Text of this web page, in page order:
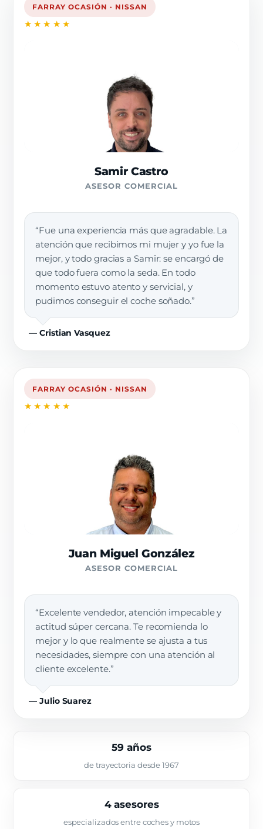
FARRAY OCASIÓN · NISSAN
★★★★★
Samir Castro
ASESOR COMERCIAL
“Fue una experiencia más que agradable. La
atención que recibimos mi mujer y yo fue la
mejor, y todo gracias a Samir: se encargó de
que todo fuera como la seda. En todo
momento estuvo atento y servicial, y
pudimos conseguir el coche soñado.”
— Cristian Vasquez
FARRAY OCASIÓN · NISSAN
★★★★★
Juan Miguel González
ASESOR COMERCIAL
“Excelente vendedor, atención impecable y
actitud súper cercana. Te recomienda lo
mejor y lo que realmente se ajusta a tus
necesidades, siempre con una atención al
cliente excelente.”
— Julio Suarez
59 años
de trayectoria desde 1967
4 asesores
especializados entre coches y motos